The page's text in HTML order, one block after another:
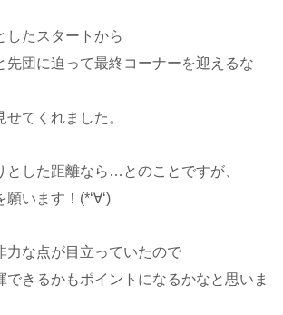
したスタートから
先団に迫って最終コーナーを迎えるな
てくれました。
とした距離なら…とのことですが、
います！(*‘∀‘)
力な点が目立っていたので
できるかもポイントになるかなと思いま